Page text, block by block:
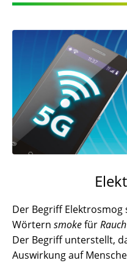
Der Begriff Elektrosmog
Wörtern smokefürRauch
Der Begriff unterstellt,
Auswirkung auf